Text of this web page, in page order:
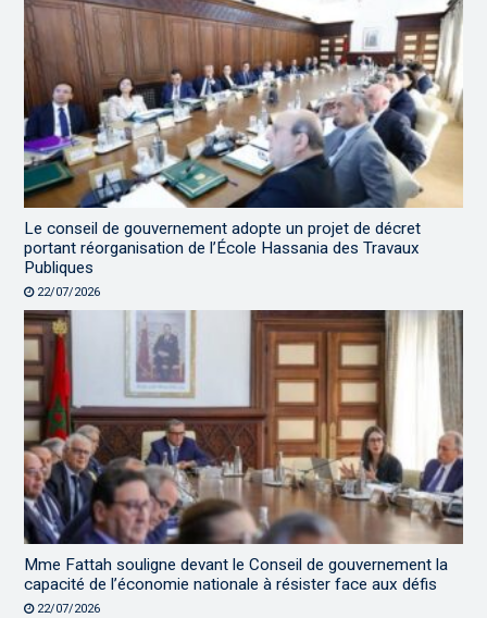
Le conseil de gouvernement adopte un projet de décret
portant réorganisation de l’École Hassania des Travaux
Publiques
22/07/2026
Mme Fattah souligne devant le Conseil de gouvernement la
capacité de l’économie nationale à résister face aux défis
22/07/2026